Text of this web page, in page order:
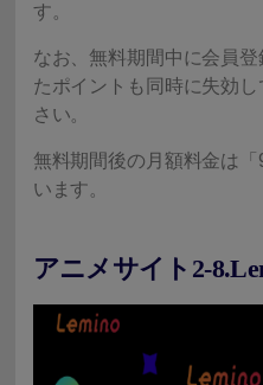
す。
なお、無料期間中に会員
たポイントも同時に失効
さい。
無料期間後の月額料金は
います。
アニメサイト2-